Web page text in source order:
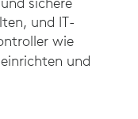
und IT-
wie
und